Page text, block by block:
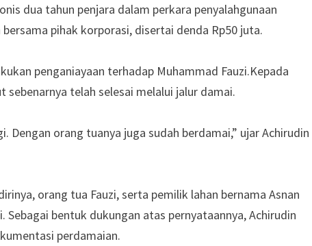
dua tahun penjara dalam perkara penyalahgunaan
pihak korporasi, disertai denda Rp50 juta.
penganiayaan terhadap Muhammad Fauzi.Kepada
telah selesai melalui jalur damai.
orang tuanya juga sudah berdamai,” ujar Achirudin
orang tua Fauzi, serta pemilik lahan bernama Asnan
bentuk dukungan atas pernyataannya, Achirudin
perdamaian.